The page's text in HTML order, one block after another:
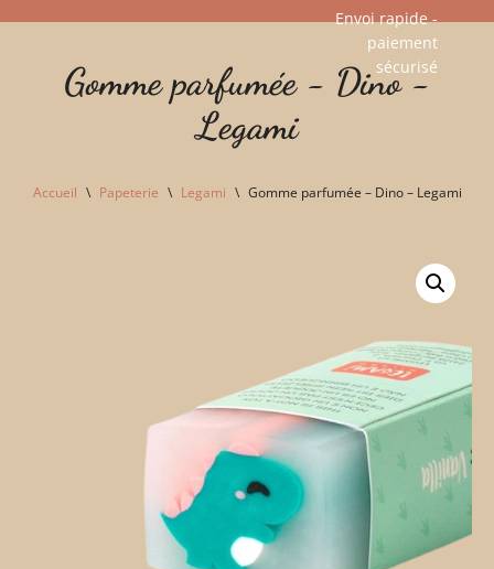
Envoi rapide -
paiement
sécurisé​
Gomme parfumée - Dino -
Legami
Accueil \ Papeterie \ Legami \ Gomme parfumée – Dino – Legami